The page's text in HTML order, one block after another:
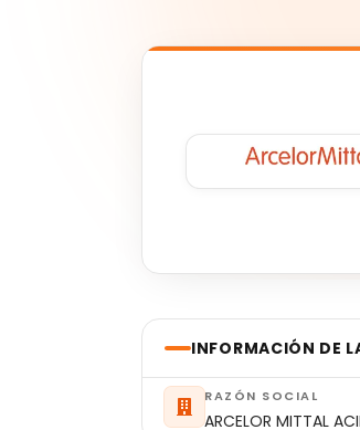
INFORMACIÓN DE
RAZÓN SOCIAL
ARCELOR MITTAL